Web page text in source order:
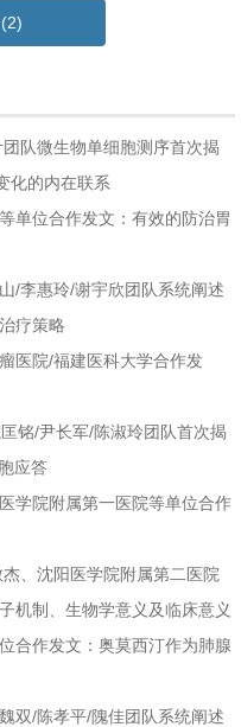
2)
队微生物单细胞测序首次揭
化的内在联系
单位合作发文：有效的防治胃
/李惠玲/谢宇欣团队系统阐述
疗策略
医院/福建医科大学合作发
铭/尹长军/陈淑玲团队首次揭
应答
学院附属第一医院等单位合作
、沈阳医学院附属第二医院
机制、生物学意义及临床意义
合作发文：奥莫西汀作为肺腺
双/陈孝平/隗佳团队系统阐述